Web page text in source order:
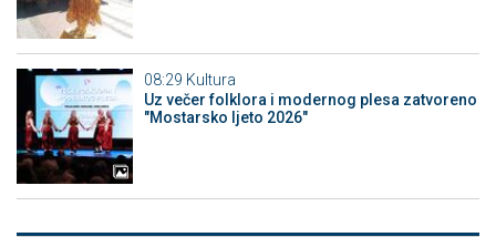
08:29 Kultura
Uz večer folklora i modernog plesa zatvoreno
"Mostarsko ljeto 2026"